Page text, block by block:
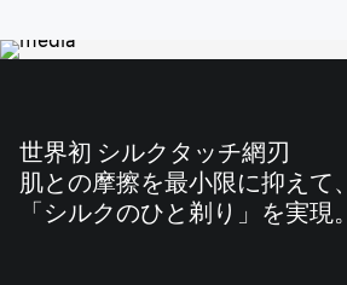
世界初 シルクタッチ網刃
肌との摩擦を最小限に抑えて、
「シルクのひと剃り」を実現。